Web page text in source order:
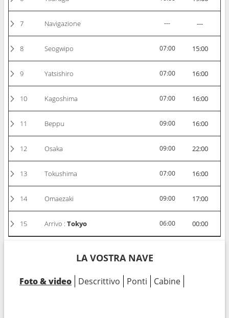
7 Navigazione --- ---
8 Seogwipo 07:00 15:00
9 Yatsishiro 07:00 16:00
10 Kagoshima 07:00 16:00
11 Beppu 09:00 16:00
12 Osaka 09:00 22:00
13 Tokushima 07:00 16:00
14 Omaezaki 09:00 17:00
15 Arrivo :Tokyo 06:00 00:00
LA VOSTRA NAVE
Foto & video Descrittivo Ponti Cabine